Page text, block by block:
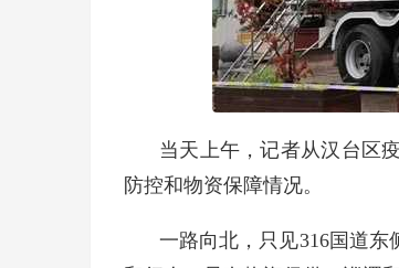
当天上午，记者从汉台区
防控和物资保障情况。
一路向北，只见316国道